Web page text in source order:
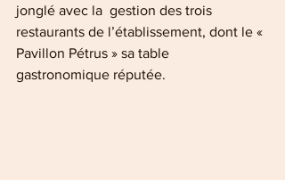
jonglé avec la  gestion des trois
restaurants de l’établissement, dont le «
Pavillon Pétrus » sa table
gastronomique réputée.